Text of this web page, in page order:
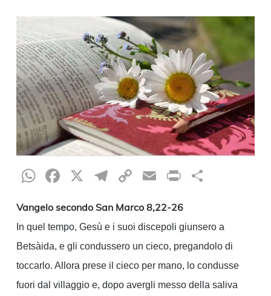
WhatsApp
Facebook
X Telegram
CopyEmailPrint
Vangelo secondo San Marco 8,22-26
In quel tempo, Gesù e i suoi discepoli giunsero a
Betsàida, e gli condussero un cieco, pregandolo di
toccarlo. Allora prese il cieco per mano, lo condusse
fuori dal villaggio e, dopo avergli messo della saliva